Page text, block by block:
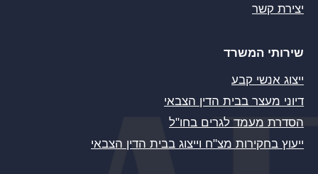
יצירת קשר
שירותי המשרד
ייצוג אנשי קבע
דיוני מעצר בבית הדין הצבאי
הסדרת מעמד לגרים בחו"ל
ייעוץ בחקירות מצ"ח וייצוג בבית הדין הצבאי